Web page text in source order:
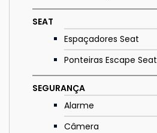
SEAT
Espaçadores Seat
Ponteiras Escape Seat
SEGURANÇA
Alarme
Câmera